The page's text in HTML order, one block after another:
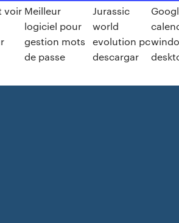
voir Meilleur
logiciel pour
gestion mots
de passe
Jurassic
world
evolution pc
descargar